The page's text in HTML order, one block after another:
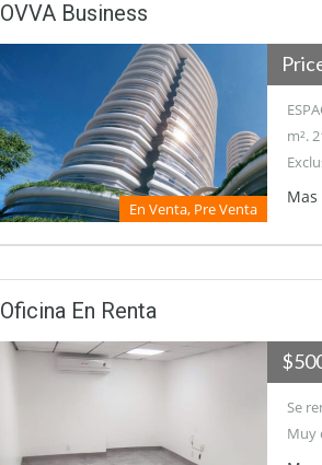
OVVA Business
En Venta, Pre Venta
m².
Mas
Oficina En Renta
Se
Muy